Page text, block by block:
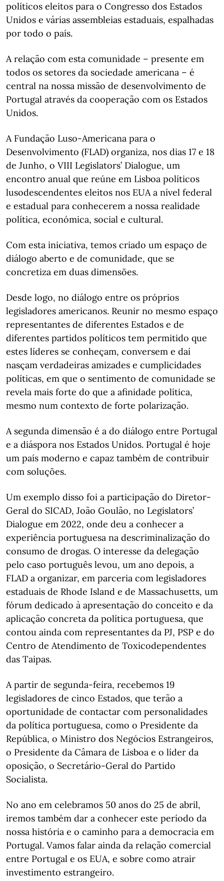
políticos eleitos para o Congresso dos Estados
Unidos e várias assembleias estaduais, espalhadas
por todo o país.
A relação com esta comunidade – presente em
todos os setores da sociedade americana – é
central na nossa missão de desenvolvimento de
Portugal através da cooperação com os Estados
Unidos.
A Fundação Luso-Americana para o
Desenvolvimento (FLAD) organiza, nos dias 17 e 18
de Junho, o VIII Legislators’ Dialogue, um
encontro anual que reúne em Lisboa políticos
lusodescendentes eleitos nos EUA a nível federal
e estadual para conhecerem a nossa realidade
política, económica, social e cultural.
Com esta iniciativa, temos criado um espaço de
diálogo aberto e de comunidade, que se
concretiza em duas dimensões.
Desde logo, no diálogo entre os próprios
legisladores americanos. Reunir no mesmo espaço
representantes de diferentes Estados e de
diferentes partidos políticos tem permitido que
estes líderes se conheçam, conversem e daí
nasçam verdadeiras amizades e cumplicidades
políticas, em que o sentimento de comunidade se
revela mais forte do que a afinidade política,
mesmo num contexto de forte polarização.
A segunda dimensão é a do diálogo entre Portugal
e a diáspora nos Estados Unidos. Portugal é hoje
um país moderno e capaz também de contribuir
com soluções.
Um exemplo disso foi a participação do Diretor-
Geral do SICAD, João Goulão, no Legislators’
Dialogue em 2022, onde deu a conhecer a
experiência portuguesa na descriminalização do
consumo de drogas. O interesse da delegação
pelo caso português levou, um ano depois, a
FLAD a organizar, em parceria com legisladores
estaduais de Rhode Island e de Massachusetts, um
fórum dedicado à apresentação do conceito e da
aplicação concreta da política portuguesa, que
contou ainda com representantes da PJ, PSP e do
Centro de Atendimento de Toxicodependentes
das Taipas.
A partir de segunda-feira, recebemos 19
legisladores de cinco Estados, que terão a
oportunidade de contactar com personalidades
da política portuguesa, como o Presidente da
República, o Ministro dos Negócios Estrangeiros,
o Presidente da Câmara de Lisboa e o líder da
oposição, o Secretário-Geral do Partido
Socialista.
No ano em celebramos 50 anos do 25 de abril,
iremos também dar a conhecer este período da
nossa história e o caminho para a democracia em
Portugal. Vamos falar ainda da relação comercial
entre Portugal e os EUA, e sobre como atrair
investimento estrangeiro.